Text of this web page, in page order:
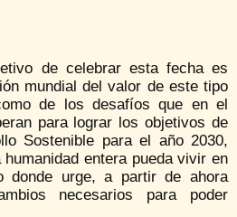
de celebrar esta fecha es
mundial del valor de este tipo
de los desafíos que en el
para lograr los objetivos de
Sostenible para el año 2030,
entera pueda vivir en
donde urge, a partir de ahora
necesarios para poder